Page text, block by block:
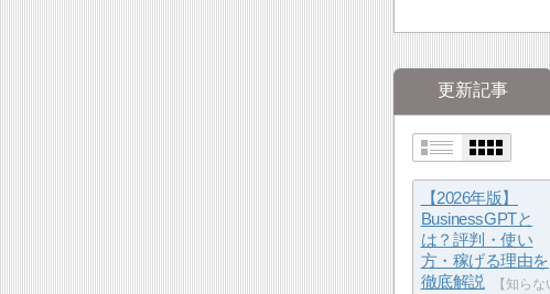
更新記事
【2026年版】
BusinessGPTと
は？評判・使い
方・稼げる理由を
徹底解説
【知らな